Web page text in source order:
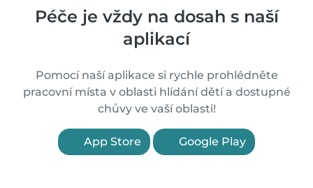
Péče je vždy na dosah s naší
aplikací
Pomocí naší aplikace si rychle prohlédněte
pracovní místa v oblasti hlídání dětí a dostupné
chůvy ve vaší oblasti!
App Store Google Play